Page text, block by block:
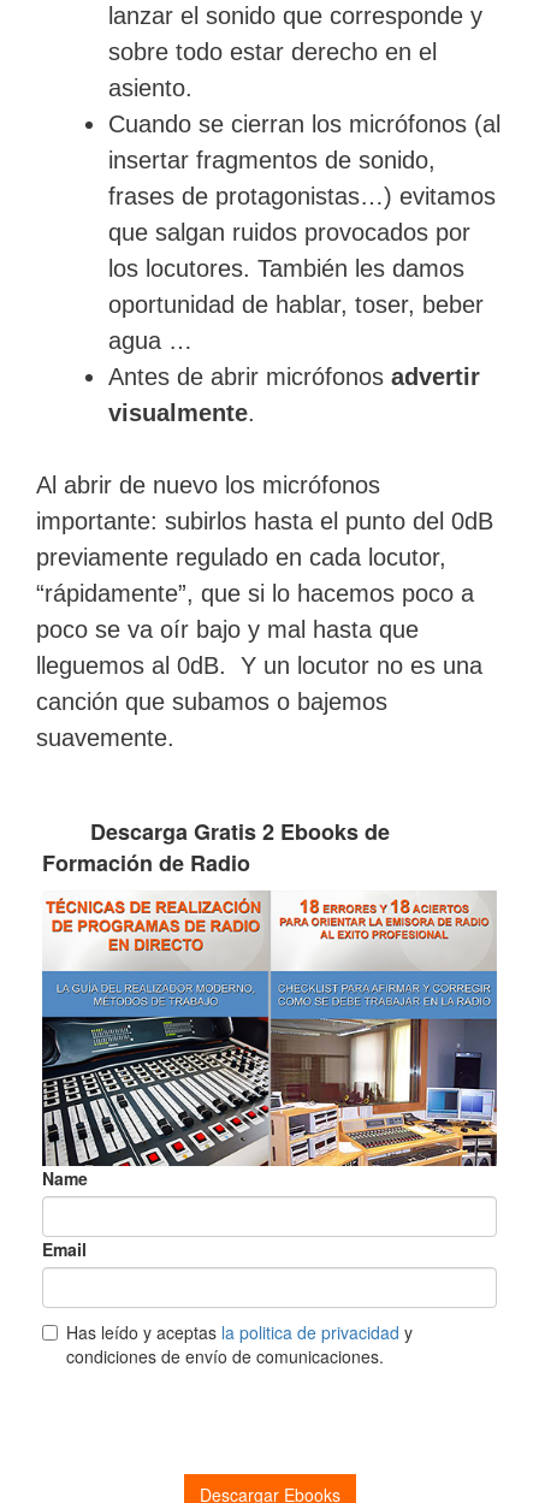
lanzar el sonido que corresponde y
sobre todo estar derecho en el
asiento.
Cuando se cierran los micrófonos (al
insertar fragmentos de sonido,
frases de protagonistas…) evitamos
que salgan ruidos provocados por
los locutores. También les damos
oportunidad de hablar, toser, beber
agua …
Antes de abrir micrófonos advertir
visualmente.
Al abrir de nuevo los micrófonos
importante: subirlos hasta el punto del 0dB
previamente regulado en cada locutor,
“rápidamente”, que si lo hacemos poco a
poco se va oír bajo y mal hasta que
lleguemos al 0dB. Y un locutor no es una
canción que subamos o bajemos
suavemente.